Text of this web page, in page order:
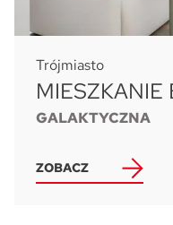
Trójmiasto
MIESZKANIE
GALAKTYCZNA
ZOBACZ